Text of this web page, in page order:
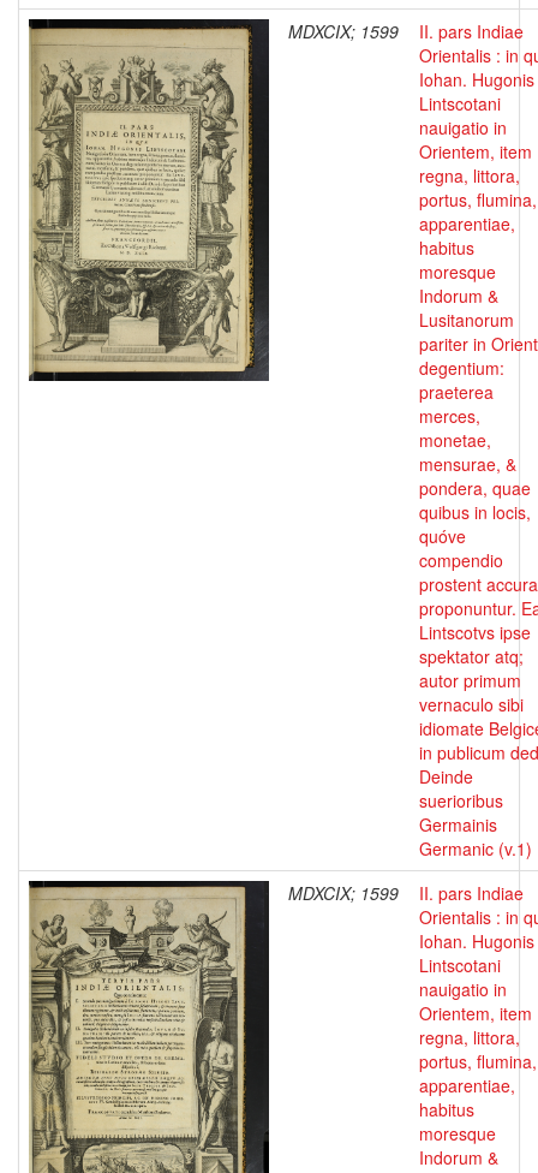
MDXCIX; 1599
II. pars Indiae
Orientalis : in
Iohan. Hugonis
Lintscotani
nauigatio in
Orientem, item
regna, littora,
portus, flumina,
apparentiae,
habitus
moresque
Indorum &
Lusitanorum
pariter in
degentium:
praeterea
merces,
monetae,
mensurae, &
pondera, quae
quibus in locis,
quóve
compendio
prostent
proponuntur.
Lintscotvs ipse
spektator atq;
autor primum
vernaculo sibi
idiomate
in publicum
Deinde
suerioribus
Germainis
Germanic (v.1)
MDXCIX; 1599
II. pars Indiae
Orientalis : in
Iohan. Hugonis
Lintscotani
nauigatio in
Orientem, item
regna, littora,
portus, flumina,
apparentiae,
habitus
moresque
Indorum &